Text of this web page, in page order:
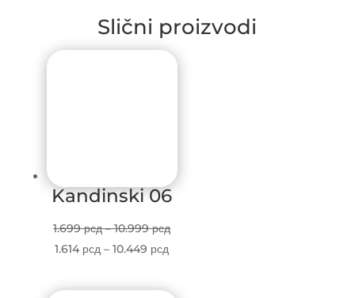
Slični proizvodi
Kandinski 06
1.699рсд – 10.999рсдPrice
1.614 рсд – 10.449 рсд